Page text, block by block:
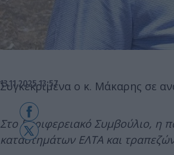
13.11.2025 13:57
Συγκεκριμένα ο κ. Μάκαρης σε
Στο Περιφερειακό Συμβούλιο, η
καταστημάτων ΕΛΤΑ και